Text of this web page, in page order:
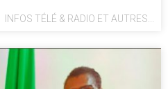
INFOS TÉLÉ & RADIO ET AUTRES...